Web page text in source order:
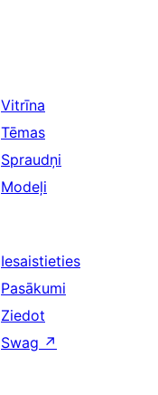
Vitrīna
Tēmas
Spraudņi
Modeļi
Iesaistieties
Pasākumi
Ziedot
Swag ↗